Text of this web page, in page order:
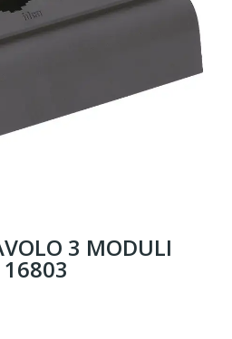
3 MODULI
16803